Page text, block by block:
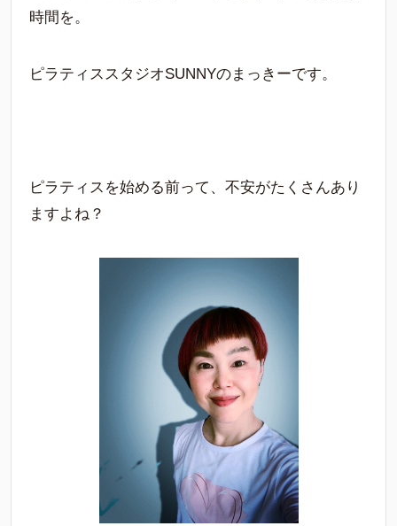
時間を。
ピラティススタジオSUNNYのまっきーです。
ピラティスを始める前って、不安がたくさんあり
ますよね？